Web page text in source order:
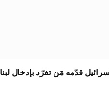
قدّمه مَن تفرّد بإدخال